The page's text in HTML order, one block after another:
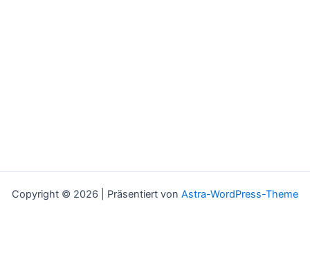
Copyright © 2026 | Präsentiert von Astra-WordPress-Theme